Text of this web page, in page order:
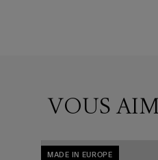
VOUS
MADE IN EUROPE